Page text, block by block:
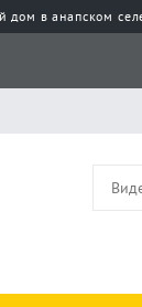
в анапском